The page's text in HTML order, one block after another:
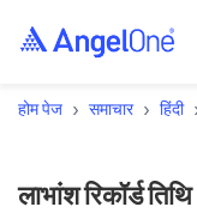
होम पेज › समाचार › हिंदी
लाभांश रिकॉर्ड